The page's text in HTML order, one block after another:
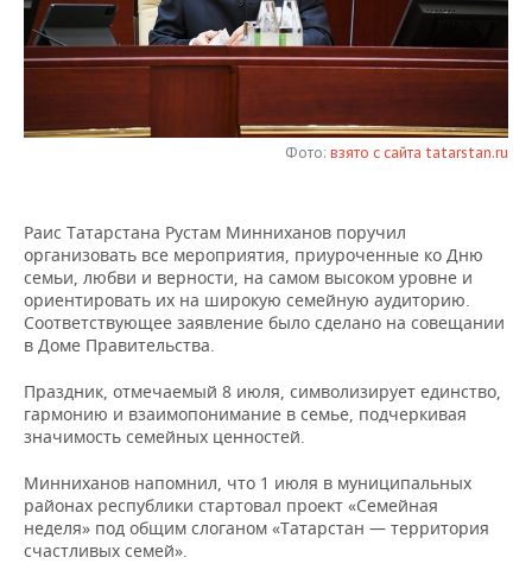
НЕФТЕХИМИЯ
НЕФТЬ
РОЗНИЧНАЯ ТОРГОВЛЯ
НОВОСТИ ТЕХНОЛОГИЙ
МЕРОПРИЯТИЯ
ONLINE-КОНФЕРЕНЦИИ
ОТКРЫТАЯ ЛЕКЦИЯ
ХОККЕЙ
БАСКЕТБОЛ
КИБЕРСПОРТ
ФИГУРНОЕ КАТАНИЕ
ВОДНЫЕ ВИДЫ СПОРТА
ВЛАСТЬ
ИНФРАСТРУКТУРА
КУЛЬТУРА
МЕДИЦИНА
ОБРАЗОВАНИЕ
СЮЖЕТЫ
СПРАВОЧНИК
СПИСОК КОМПАНИЙ
Фото: взято с сайта tatarstan.ru
Раис Татарстана Рустам Минниханов поручил
организовать все мероприятия, приуроченные ко Дню
семьи, любви и верности, на самом высоком уровне и
ориентировать их на широкую семейную аудиторию.
Соответствующее заявление было сделано на совещании
в Доме Правительства.
Праздник, отмечаемый 8 июля, символизирует единство,
гармонию и взаимопонимание в семье, подчеркивая
значимость семейных ценностей.
Минниханов напомнил, что 1 июля в муниципальных
районах республики стартовал проект «Семейная
неделя» под общим слоганом «Татарстан — территория
счастливых семей».